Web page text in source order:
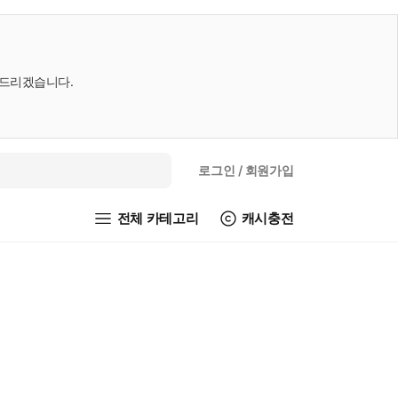
리겠습니다.
로그인 / 회원가입
전체 카테고리 캐시충전